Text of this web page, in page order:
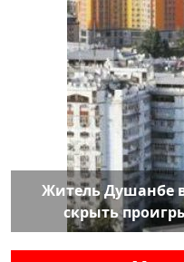
Житель Душанбе
скрыть